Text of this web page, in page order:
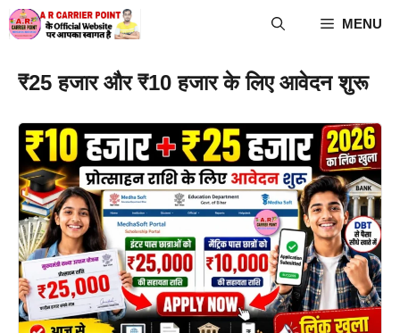
Skip
to
MENU
₹25 हजार और ₹10 हजार के लिए आवेदन शुरू